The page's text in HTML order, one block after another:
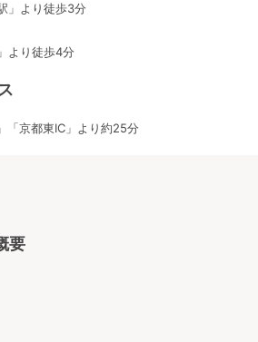
」より徒歩3分
より徒歩4分
京都東IC」より約25分
要